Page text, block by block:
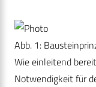
Abb. 1:
Wie einleitend
Notwendigkeit für